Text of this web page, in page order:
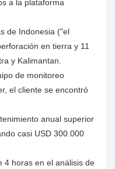
a la plataforma
de Indonesia ("el
en tierra y 11
y Kalimantan.
de monitoreo
el cliente se encontró
anual superior
casi USD 300.000
4 horas en el análisis de